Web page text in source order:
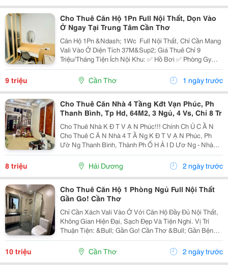
Cho Thuê Căn Hộ 1Pn Full Nội Thất, Dọn Vào
Ở Ngay Tại Trung Tâm Cần Thơ
Căn Hộ 1Pn &Ndash; 1Wc ️ Full Nội Thất, Chỉ Cần Mang
Vali Vào Ở Diện Tích 37M&Sup2; Giá Thuê Chỉ 9
Triệu/Tháng Tiện Ích Nội Khu: ✅ Hồ Bơi ✅ Phòng Gym
✅ Công Viên Ven Sông ✅ Khu Vui Chơi Trẻ Em ✅ Bảo
Vệ 24/7, Thẻ Từ An Toàn ✅ Gần Siêu Thị, Trường
9 triệu Cần Thơ 1 ngày trước
Cho Thuê Căn Nhà 4 Tầng Kđt Vạn Phúc, Ph
Thanh Bình, Tp Hd, 64M2, 3 Ngủ, 4 Vs, Chỉ 8 Tr
Cho Thuê Nhà K Đ T V Ạ N Phúc!!! Chính Ch Ủ C Ầ N
Cho Thuê C Ă N Nhà 4 T Ầ Ng K Đ T V Ạ N Phúc, Ph
Ườ Ng Thanh Bình, Thành Ph Ố H Ả I D Ươ Ng - Nhà
64M2, Xây 4 T Ầ Ng Bao G Ồ M 3 Phòng Ng Ủ , 4 V Ệ
Sinh, Phòng Khách, Phòng B Ế P, Sân Ph Ơ I -...
8 triệu Hải Dương 2 ngày trước
Cho Thuê Căn Hộ 1 Phòng Ngủ Full Nội Thất
Gần Go! Cần Thơ
Chỉ Cần Xách Vali Vào Ở Với Căn Hộ Đầy Đủ Nội Thất,
Không Gian Hiện Đại, Sạch Đẹp Và Tiện Nghi. Vị Trí
Thuận Tiện: &Bull; Gần Go! Cần Thơ &Bull; Gần Bệnh
Viện, Trường Học, Khu Ăn Uống &Bull; Di Chuyển
Nhanh Đến Trung Tâm Thành Phố Tiện...
10 triệu Cần Thơ 2 ngày trước